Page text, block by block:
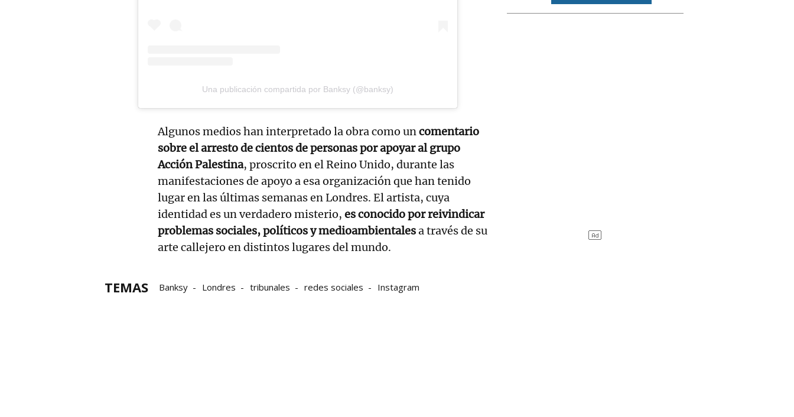
Una publicación compartida por Banksy (@banksy)
Algunos medios han interpretado la obra como uncomentario
sobre el arresto de cientos de personas por apoyar al grupo
Acción Palestina, proscrito en el Reino Unido, durante las
manifestaciones de apoyo a esa organización que han tenido
lugar en las últimas semanas en Londres. El artista, cuya
identidad es un verdadero misterio, es conocido por reivindicar
problemas sociales, políticos y medioambientalesa través de su
arte callejero en distintos lugares del mundo.
TEMAS Banksy Londres tribunales redes sociales Instagram